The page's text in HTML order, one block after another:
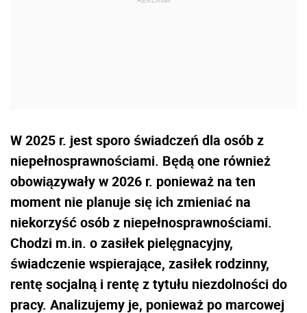
W 2025 r. jest sporo świadczeń dla osób z
niepełnosprawnościami. Będą one również
obowiązywały w 2026 r. ponieważ na ten
moment nie planuje się ich zmieniać na
niekorzyść osób z niepełnosprawnościami.
Chodzi m.in. o zasiłek pielęgnacyjny,
świadczenie wspierające, zasiłek rodzinny,
rentę socjalną i rentę z tytułu niezdolności do
pracy. Analizujemy je, ponieważ po marcowej